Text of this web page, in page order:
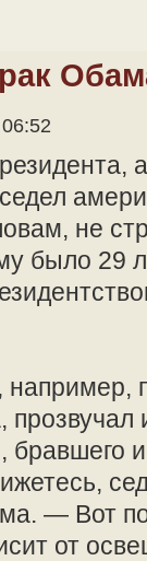
не
было 29
— Вот
от